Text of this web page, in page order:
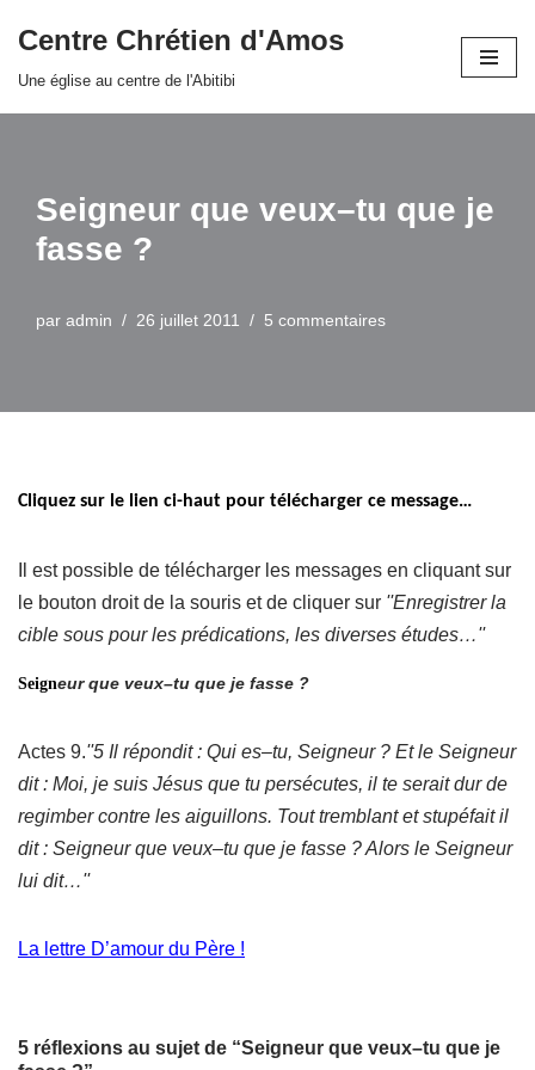
Centre Chrétien d'Amos
Une église au centre de l'Abitibi
Seigneur que veux–tu que je
fasse ?
par admin 26 juillet 2011 5 commentaires
Cliquez sur le lien ci-haut pour télécharger ce message…
Il est possible de télécharger les messages en cliquantsur
le bouton droit de la souris et de cliquer sur ''Enregistrer la
cible sous pour les prédications, les diverses études…''
Seigneur que veux–tu que je fasse ?
Actes 9.''5 Il répondit : Qui es–tu, Seigneur ? Et le Seigneur
dit : Moi, je suis Jésus que tu persécutes, il te serait dur de
regimber contre les aiguillons. Tout tremblant et stupéfait il
dit : Seigneur que veux–tu que je fasse ? Alors le Seigneur
lui dit…''
La lettre D’amour du Père !
5 réflexions au sujet de “Seigneur que veux–tu que je